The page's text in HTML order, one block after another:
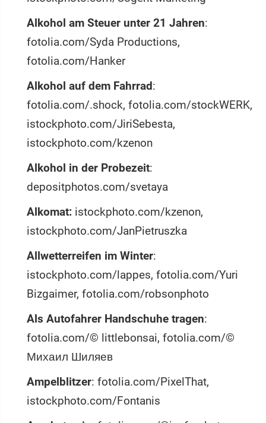
Alkohol am Steuer unter 21 Jahren:
fotolia.com/Syda Productions,
fotolia.com/Hanker
Alkohol auf dem Fahrrad:
fotolia.com/.shock, fotolia.com/stockWERK,
istockphoto.com/JiriSebesta,
istockphoto.com/kzenon
Alkohol in der Probezeit:
depositphotos.com/svetaya
Alkomat: istockphoto.com/kzenon,
istockphoto.com/JanPietruszka
Allwetterreifen im Winter:
istockphoto.com/lappes, fotolia.com/Yuri
Bizgaimer, fotolia.com/robsonphoto
Als Autofahrer Handschuhe tragen:
fotolia.com/© littlebonsai, fotolia.com/©
Михаил Шиляев
Ampelblitzer: fotolia.com/PixelThat,
istockphoto.com/Fontanis